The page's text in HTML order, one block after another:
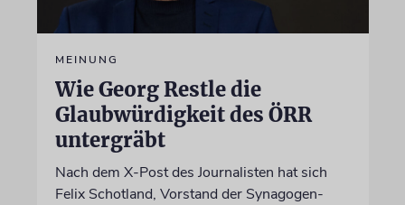
MEINUNG
Wie Georg Restle die
Glaubwürdigkeit des ÖRR
untergräbt
Nach dem X-Post des Journalisten hat sich
Felix Schotland, Vorstand der Synagogen-